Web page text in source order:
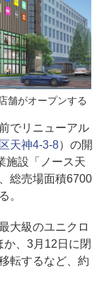
舗がオープンする
でリニューアル
天神4-3-8）の開
施設「ノース天
総売場面積6700
。
大級のユニクロ
、3月12日に閉
転するなど、約